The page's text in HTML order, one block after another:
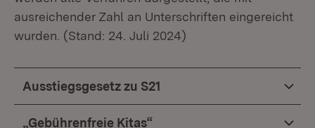
ausreichender Zahl an Unterschriften eingereicht
wurden. (Stand: 24. Juli 2024)
Ausstiegsgesetz zu S21
„Gebührenfreie Kitas“